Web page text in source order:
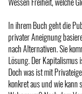
In ihrem Buch geht die
privater Aneignung
nach Alternativen. Sie
Lösung. Der
Doch was ist mit
konkret aus und wie kann